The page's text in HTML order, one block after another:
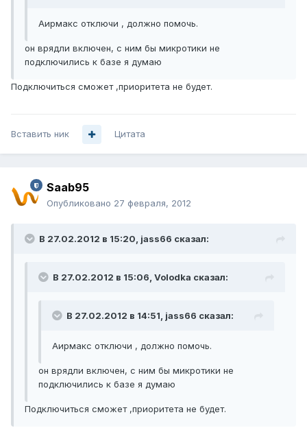
Аирмакс отключи , должно помочь.
он врядли включен, с ним бы микротики не
подключились к базе я думаю
Подключиться сможет ,приоритета не будет.
Вставить ник Цитата
Saab95
Опубликовано 27 февраля, 2012
В 27.02.2012 в 15:20, jass66 сказал:
В 27.02.2012 в 15:06, Volodka сказал:
В 27.02.2012 в 14:51, jass66 сказал:
Аирмакс отключи , должно помочь.
он врядли включен, с ним бы микротики не
подключились к базе я думаю
Подключиться сможет ,приоритета не будет.